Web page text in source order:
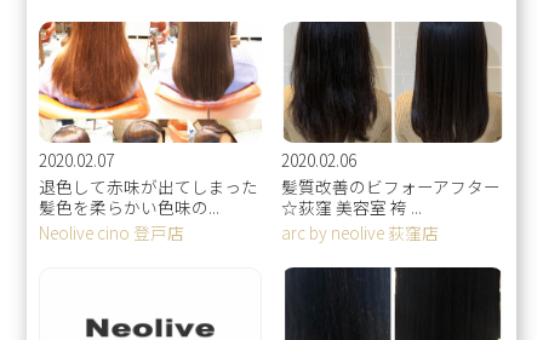
2020.02.07
退色して赤味が出てしまった
髪色を柔らかい色味の...
Neolive cino 登戸店
2020.02.06
髪質改善のビフォーアフター
☆荻窪 美容室 袴 ...
arc by neolive 荻窪店